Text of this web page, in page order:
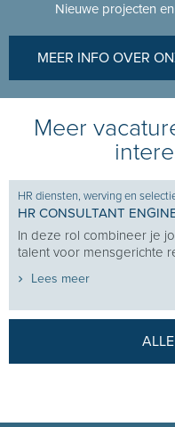
Nieuwe projecten
MEER INFO OVER
Meer
HR diensten, werving en
HR CONSULTANT
In deze rol combineer je
talent voor mensgerichte
Lees meer